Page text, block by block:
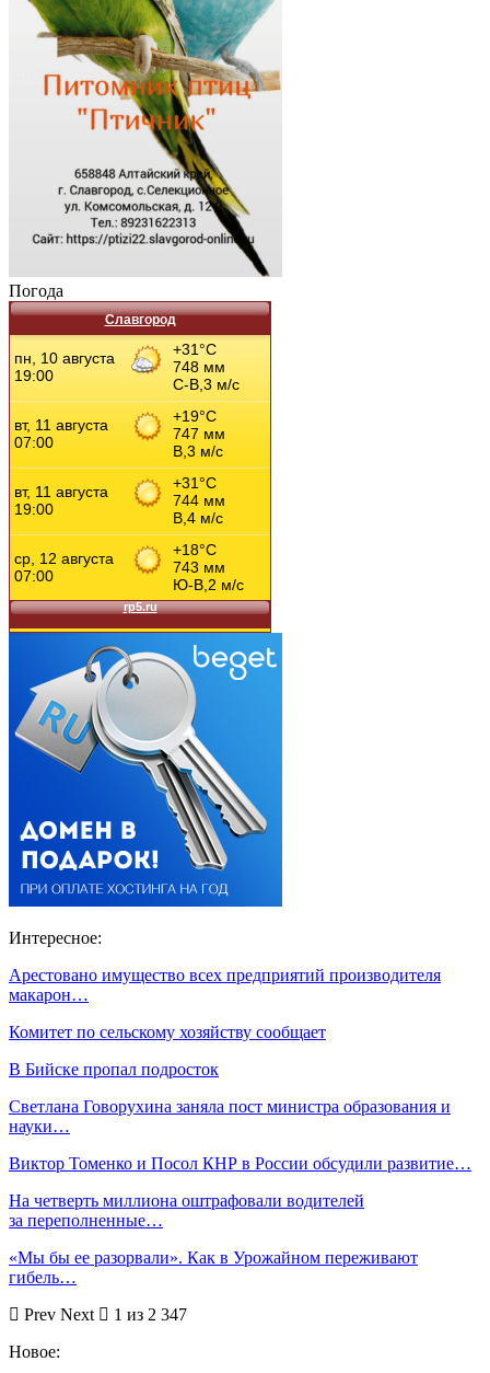
Погода
Славгород
Интересное:
Арестовано имущество всех предприятий производителя
макарон…
Комитет по сельскому хозяйству сообщает
В Бийске пропал подросток
Светлана Говорухина заняла пост министра образования и
науки…
Виктор Томенко и Посол КНР в России обсудили развитие…
На четверть миллиона оштрафовали водителей
за переполненные…
«Мы бы ее разорвали». Как в Урожайном переживают
гибель…
Prev Next
1 из 2 347
Новое: